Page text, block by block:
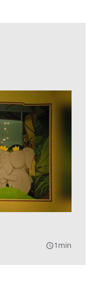
query_builder1min